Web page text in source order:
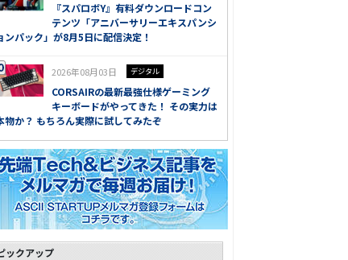
『スパロボY』有料ダウンロードコン
テンツ「アニバーサリーエキスパンシ
ンパック」が8月5日に配信決定！
2026年08月03日 デジタル
CORSAIRの最新最強仕様ゲーミング
キーボードがやってきた！ その実力は
物か？ もちろん実際に試してみたぞ
ックアップ